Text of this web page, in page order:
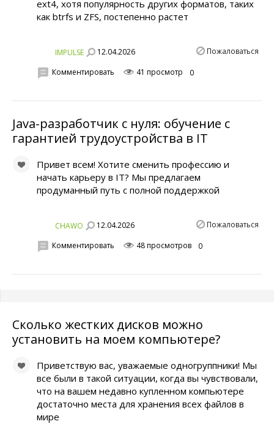
ext4, хотя популярность других форматов, таких
как btrfs и ZFS, постепенно растет
IMPULSE 12.04.2026 Пожаловаться
Комментировать 41 просмотр 0
Java-разработчик с нуля: обучение с
гарантией трудоустройства в IT
Привет всем! Хотите сменить профессию и
начать карьеру в IT? Мы предлагаем
продуманный путь с полной поддержкой
CHAWO 12.04.2026 Пожаловаться
Комментировать 48 просмотров 0
Сколько жестких дисков можно
установить на моем компьютере?
Приветствую вас, уважаемые одногруппники! Мы
все были в такой ситуации, когда вы чувствовали,
что на вашем недавно купленном компьютере
достаточно места для хранения всех файлов в
мире